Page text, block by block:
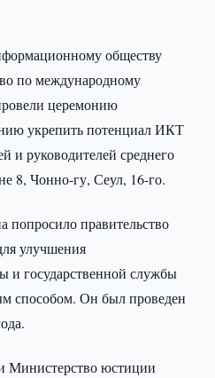
обществу
по международному
церемонию
укрепить потенциал ИКТ
и руководителей среднего
8, Чонно-гу, Сеул, 16-го.
попросило правительство
улучшения
и государственной службы
способом. Он был проведен
Министерство юстиции